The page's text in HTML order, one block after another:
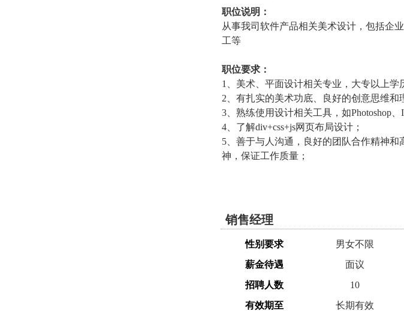
职位说明：
从事我司软件产品相关美术设计，包括企
工等
职位要求：
1、美术、平面设计相关专业，大专以上学
2、有扎实的美术功底、良好的创意思维和
3、熟练使用设计相关工具，如Photoshop、
4、了解div+css+js网页布局设计；
5、善于与人沟通，良好的团队合作精神
神，保证工作质量；
销售经理
性别要求 男女不限
薪金待遇
面议
招聘人数
10
有效期至
长期有效